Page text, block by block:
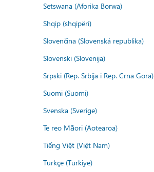
Setswana (Aforika Borwa)
Shqip (shqipëri)
Slovenčina (Slovenská republika)
Slovenski (Slovenija)
Srpski (Rep. Srbija i Rep. Crna Gora)
Suomi (Suomi)
Svenska (Sverige)
Te reo Māori (Aotearoa)
Tiếng Việt (Việt Nam)
Türkçe (Türkiye)